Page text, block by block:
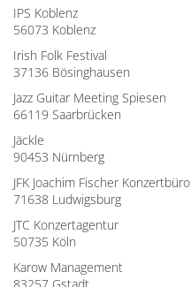
IPS Koblenz
56073 Koblenz
Irish Folk Festival
37136 Bösinghausen
Jazz Guitar Meeting Spiesen
66119 Saarbrücken
Jäckle
90453 Nürnberg
JFK Joachim Fischer Konzertbüro
71638 Ludwigsburg
JTC Konzertagentur
50735 Köln
Karow Management